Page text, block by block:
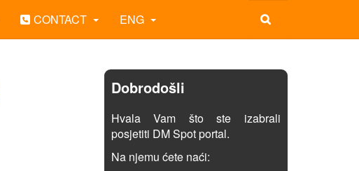
CONTACT ENG
Dobrodošli
Hvala Vam što ste izabrali
posjetiti DM Spot portal.
Na njemu ćete naći: